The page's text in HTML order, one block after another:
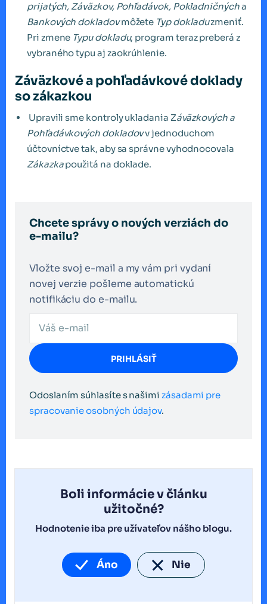
prijatých, Záväzkov, Pohľadávok, Pokladničnýcha
Bankových dokladovmôžete Typ dokladuzmeniť.
Pri zmene Typu dokladu, program teraz preberá z
vybraného typu aj zaokrúhlenie.
Záväzkové a pohľadávkové doklady
so zákazkou
Upravili sme kontroly ukladania Záväzkových a
Pohľadávkových dokladovv jednoduchom
účtovníctve tak, aby sa správne vyhodnocovala
Zákazkapoužitá na doklade.
Chcete správy o nových verziách do
e-mailu?
Vložte svoj e-mail a my vám pri vydaní
novej verzie pošleme automatickú
notifikáciu do e-mailu.
PRIHLÁSIŤ
Odoslaním súhlasíte s našimi zásadami pre
spracovanie osobných údajov.
Boli informácie v článku
užitočné?
Hodnotenie iba pre užívateľov nášho blogu.
Áno Nie